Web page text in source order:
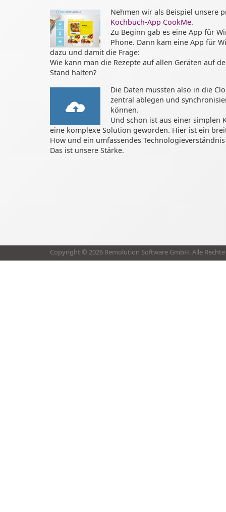
Nehmen wir als Beispiel unsere
Kochbuch-App CookMe.
Zu Beginn gab es eine App für
Phone. Dann kam eine App für
dazu und damit die Frage:
Wie kann man die Rezepte auf allen Geräten auf
Stand halten?
Die Daten mussten also in die
zentral ablegen und
können.
Und schon ist aus einer simplen
eine komplexe Solution geworden. Hier ist ein
How und ein umfassendes
Das ist unsere Stärke.
Copyright © 2026 Remolution Software GmbH. Alle